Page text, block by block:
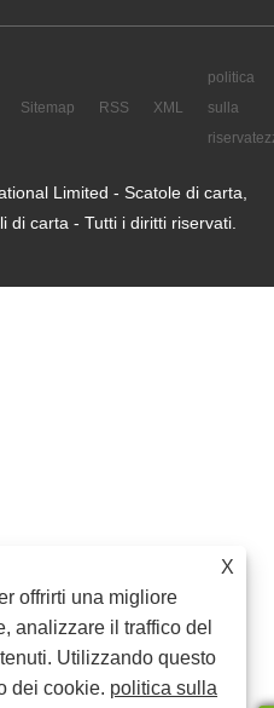
X
offrirti una migliore
analizzare il traffico del
Utilizzando questo
dei cookie. politica sulla
Sitemap RSS XML
politica
sulla
Limited - Scatole di carta,
di carta - Tutti i diritti riservati.